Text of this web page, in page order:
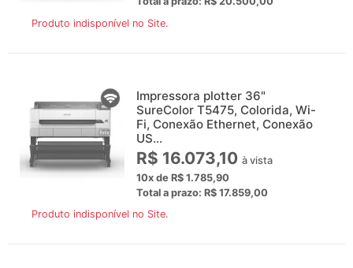
Produto indisponível no Site.
Impressora plotter 36"
SureColor T5475, Colorida, Wi-
Fi, Conexão Ethernet, Conexão
US...
R$ 16.073,10 à vista
10x de R$ 1.785,90
Total a prazo: R$ 17.859,00
Produto indisponível no Site.